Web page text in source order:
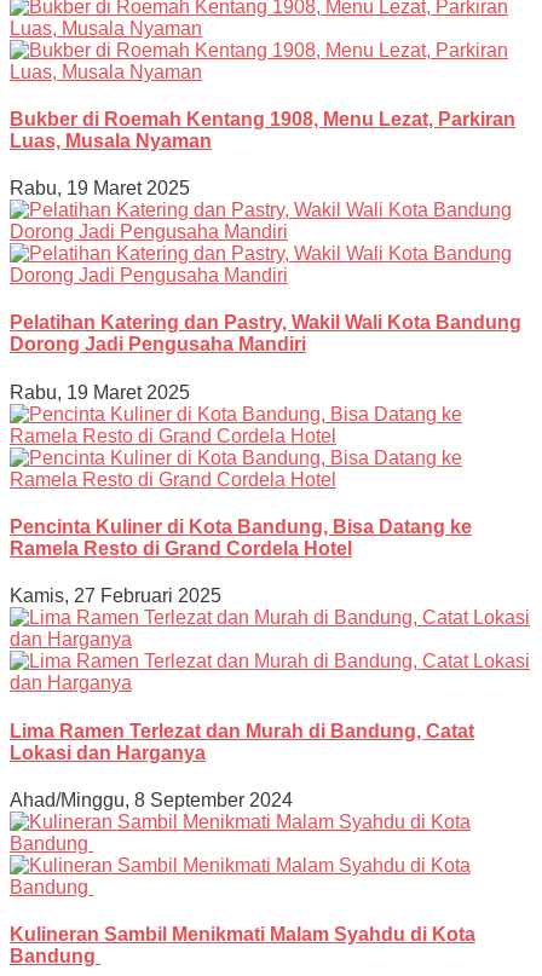
Bukber di Roemah Kentang 1908, Menu Lezat, Parkiran
Luas, Musala Nyaman
Rabu, 19 Maret 2025
Pelatihan Katering dan Pastry, Wakil Wali Kota Bandung
Dorong Jadi Pengusaha Mandiri
Rabu, 19 Maret 2025
Pencinta Kuliner di Kota Bandung, Bisa Datang ke
Ramela Resto di Grand Cordela Hotel
Kamis, 27 Februari 2025
Lima Ramen Terlezat dan Murah di Bandung, Catat
Lokasi dan Harganya
Ahad/Minggu, 8 September 2024
Kulineran Sambil Menikmati Malam Syahdu di Kota
Bandung